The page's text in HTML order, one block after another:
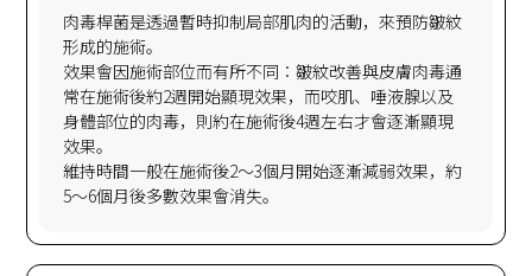
肉毒桿菌是透過暫時抑制局部肌肉的活動，來預防皺紋
形成的施術。
效果會因施術部位而有所不同：皺紋改善與皮膚肉毒通
常在施術後約2週開始顯現效果，而咬肌、唾液腺以及
身體部位的肉毒，則約在施術後4週左右才會逐漸顯現
效果。
維持時間一般在施術後2～3個月開始逐漸減弱效果，約